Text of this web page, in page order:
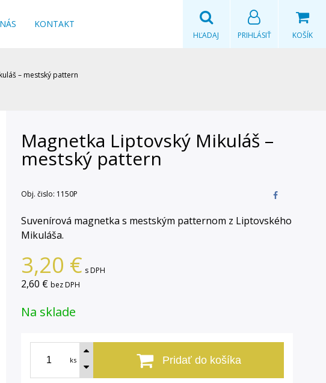
KONTAKT
KOŠÍK
PRIHLÁSIŤ
HĽADAJ
– mestský pattern
Magnetka Liptovský Mikuláš –
mestský pattern
Obj. čislo: 1150P
Suvenírová magnetka s mestským patternom z Liptovského
Mikuláša.
3,20 € s DPH
2,60 € bez DPH
Na sklade
ks Pridať do košíka